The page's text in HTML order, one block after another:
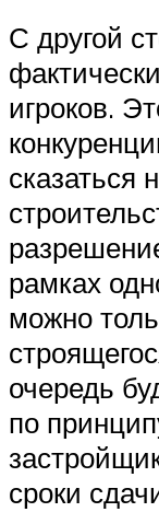
С другой
игроков.
сказаться
рамках
можно
очередь
по
сроки